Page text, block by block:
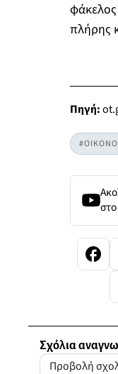
φάκελος
πλήρης
Πηγή:
Σχόλια
Προβολή